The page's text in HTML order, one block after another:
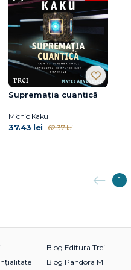
Supremația cuantică
Michio Kaku
37.43 lei 62.37 lei
Anterioara
1
Blog Editura Trei
Blog Pandora M